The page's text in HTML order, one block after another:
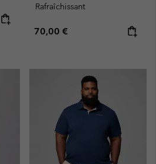
Rafraîchissant
Regular price:
70,00 €